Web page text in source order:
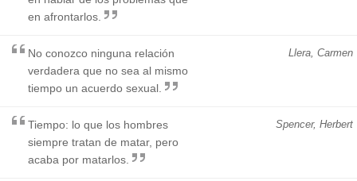
en afrontarlos.
Llera, Carmen
No conozco ninguna relación
verdadera que no sea al mismo
tiempo un acuerdo sexual.
Spencer, Herbert
Tiempo: lo que los hombres
siempre tratan de matar, pero
acaba por matarlos.